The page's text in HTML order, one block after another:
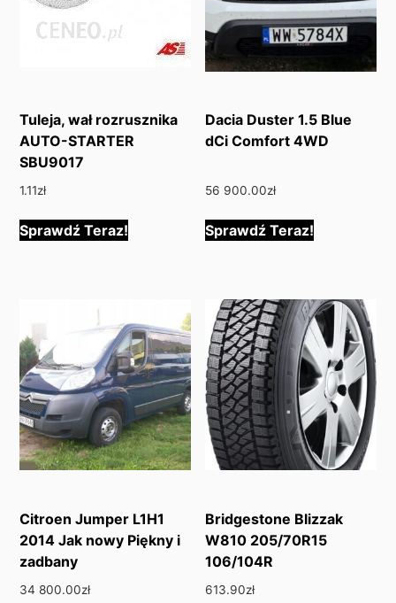
Tuleja, wał rozrusznika
AUTO-STARTER
SBU9017
1.11zł
Sprawdź Teraz!
Dacia Duster 1.5 Blue
dCi Comfort 4WD
56 900.00zł
Sprawdź Teraz!
Citroen Jumper L1H1
2014 Jak nowy Piękny i
zadbany
34 800.00zł
Bridgestone Blizzak
W810 205/70R15
106/104R
613.90zł